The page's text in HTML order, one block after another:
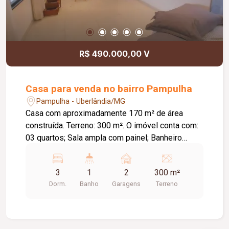
R$ 490.000,00 V
Casa para venda no bairro Pampulha
Pampulha - Uberlândia/MG
Casa com aproximadamente 170 m² de área
construída. Terreno: 300 m². O imóvel conta com:
03 quartos; Sala ampla com painel; Banheiro
serviço; Área gourmet com churrasqueira; Piscina
com iluminação em LED e cascata; 02 vagas de
garagem; Diferenciais: Pomar com árvores
3
Dorm.
1
Banho
2
Garagens
300 m²
Terreno